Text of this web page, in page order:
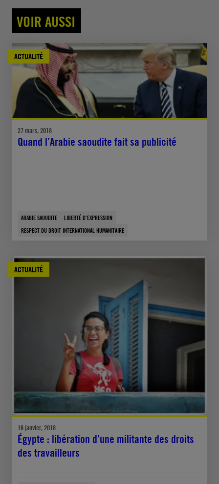
VOIR AUSSI
ACTUALITÉ
27 mars, 2018
Quand l’Arabie saoudite fait sa publicité
ARABIE SAOUDITE
LIBERTÉ D'EXPRESSION
RESPECT DU DROIT INTERNATIONAL HUMANITAIRE
ACTUALITÉ
16 janvier, 2018
Égypte : libération d’une militante des droits
des travailleurs